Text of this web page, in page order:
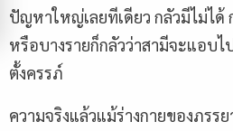
ปัญหาใหญ่เลยทีเดียว กลัวมีไม่ได้
หรือบางรายก็กลัวว่าสามีจะแอบ
ตั้งครรภ์
ความจริงแล้วแม้ร่างกายของภรร